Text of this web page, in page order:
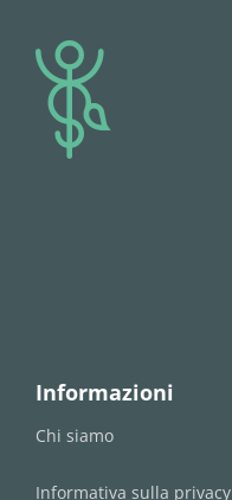
logo
Informazioni
Chi siamo
Informativa sulla privacy